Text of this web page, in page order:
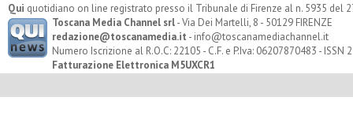
Qui quotidiano on line registrato presso il Tribunale di Firenze al n. 5935 del
Toscana Media Channel srl- Via Dei Martelli, 8 - 50129 FIRENZE
redazione@toscanamedia.it - info@toscanamediachannel.it
Numero Iscrizione al R.O.C: 22105 - C.F. e P.Iva: 06207870483 - ISSN
Fatturazione Elettronica M5UXCR1